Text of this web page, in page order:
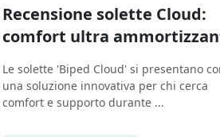
Recensione solette Cloud:
comfort ultra
Le solette 'Biped Cloud' si presentano
una soluzione innovativa per chi cerca
comfort e supporto durante ...